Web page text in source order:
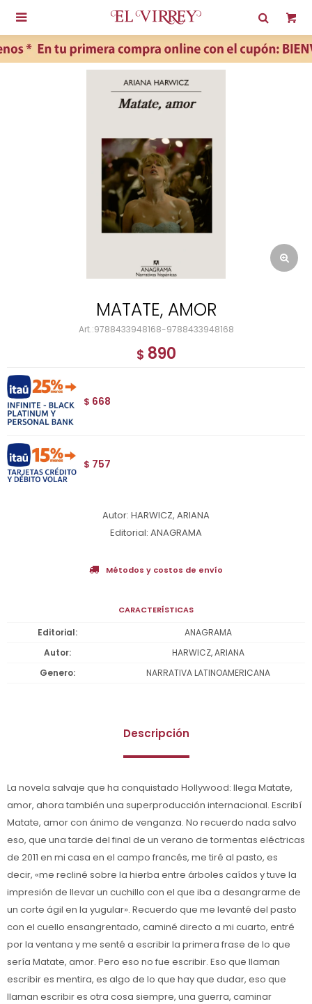

MATATE, AMOR
9788433948168-9788433948168
$ 890
$ 668
$ 757
Autor: HARWICZ, ARIANA
Editorial: ANAGRAMA
Métodos y costos de envío
CARACTERÍSTICAS
Editorial
ANAGRAMA
Autor
HARWICZ, ARIANA
Genero
NARRATIVA LATINOAMERICANA
Descripción
La novela salvaje que ha conquistado Hollywood: llega Matate,
amor, ahora también una superproducción internacional. Escribí
Matate, amor con ánimo de venganza. No recuerdo nada salvo
eso, que una tarde del final de un verano de tormentas eléctricas
de 2011 en mi casa en el campo francés, me tiré al pasto, es
decir, «me recliné sobre la hierba entre árboles caídos y tuve la
impresión de llevar un cuchillo con el que iba a desangrarme de
un corte ágil en la yugular». Recuerdo que me levanté del pasto
con el cuello ensangrentado, caminé directo a mi cuarto, entré
por la ventana y me senté a escribir la primera frase de lo que
sería Matate, amor. Pero eso no fue escribir. Eso que llaman
escribir es mentira, es algo de lo que hay que dudar, eso que
llaman escribir es otra cosa siempre, una guerra, caminar